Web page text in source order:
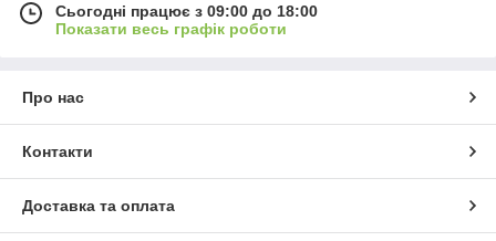
Сьогодні працює з 09:00 до 18:00
Показати весь графік роботи
Про нас
Контакти
Доставка та оплата